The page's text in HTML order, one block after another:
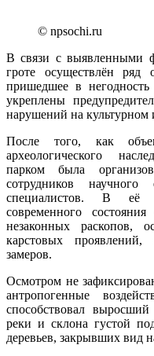
© npsochi.ru
В связи с выявленными
гроте осуществлён ряд
пришедшее в
укреплены
нарушений на культурном
После того, как
археологического
парком была
сотрудников
специалистов. В её
современного
незаконных раскопов,
карстовых
замеров.
Осмотром не
антропогенные
способствовал
реки и склона густой
деревьев, закрывших вид